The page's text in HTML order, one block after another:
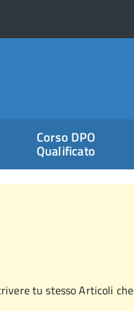
Corso DPO
Qualificato
tu stesso Articoli che